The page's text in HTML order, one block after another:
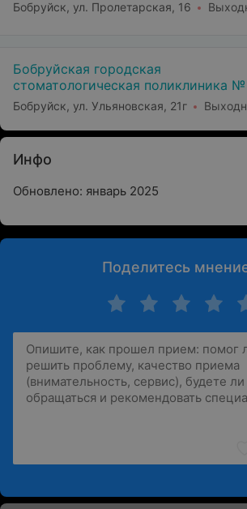
Бобруйск, ул. Пролетарская, 16
Бобруйская городская
стоматологическая поликлиника
(Филиал Уз Бгсп №1)
Бобруйск, ул. Ульяновская, 21г
Инфо
Обновлено: январь 2025
Поделитесь